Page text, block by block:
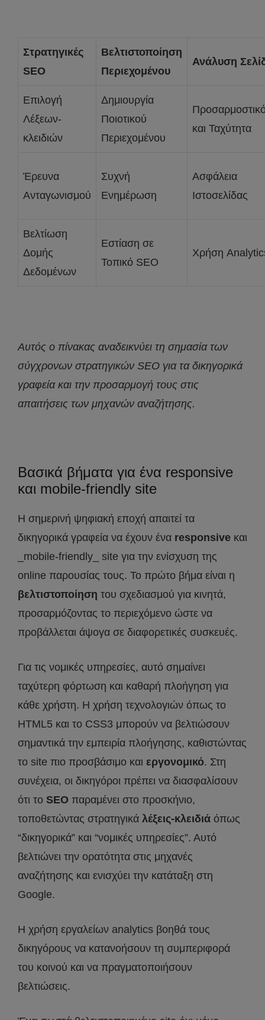
Στρατηγικές
SEO
Βελτιστοποίηση
Περιεχομένου
Ανάλυση
Επιλογή
Λέξεων-
κλειδιών
Δημιουργία
Ποιοτικού
Περιεχομένου
και Ταχύτητα
Έρευνα
Ανταγωνισμού
Συχνή
Ενημέρωση
Ασφάλεια
Ιστοσελίδας
Βελτίωση
Δομής
Δεδομένων
Εστίαση σε
Τοπικό SEO
Χρήση
Αυτός ο πίνακας αναδεικνύει τη σημασία των
σύγχρονων στρατηγικών SEO για τα δικηγορικά
γραφεία και την προσαρμογή τους στις
απαιτήσεις των μηχανών αναζήτησης.
Βασικά βήματα για ένα responsive
και mobile-friendly site
Η σημερινή ψηφιακή εποχή απαιτεί τα
δικηγορικά γραφεία να έχουν ένα responsive και
_mobile-friendly_ site για την ενίσχυση της
online παρουσίας τους. Το πρώτο βήμα είναι η
βελτιστοποίηση του σχεδιασμού για κινητά,
προσαρμόζοντας το περιεχόμενο ώστε να
προβάλλεται άψογα σε διαφορετικές συσκευές.
Για τις νομικές υπηρεσίες, αυτό σημαίνει
ταχύτερη φόρτωση και καθαρή πλοήγηση για
κάθε χρήστη. Η χρήση τεχνολογιών όπως το
HTML5 και το CSS3 μπορούν να βελτιώσουν
σημαντικά την εμπειρία πλοήγησης, καθιστώντας
το site πιο προσβάσιμο και εργονομικό. Στη
συνέχεια, οι δικηγόροι πρέπει να διασφαλίσουν
ότι το SEO παραμένει στο προσκήνιο,
τοποθετώντας στρατηγικά λέξεις-κλειδιά όπως
“δικηγορικά” και “νομικές υπηρεσίες”. Αυτό
βελτιώνει την ορατότητα στις μηχανές
αναζήτησης και ενισχύει την κατάταξη στη
Google.
Η χρήση εργαλείων analytics βοηθά τους
δικηγόρους να κατανοήσουν τη συμπεριφορά
του κοινού και να πραγματοποιήσουν
βελτιώσεις.